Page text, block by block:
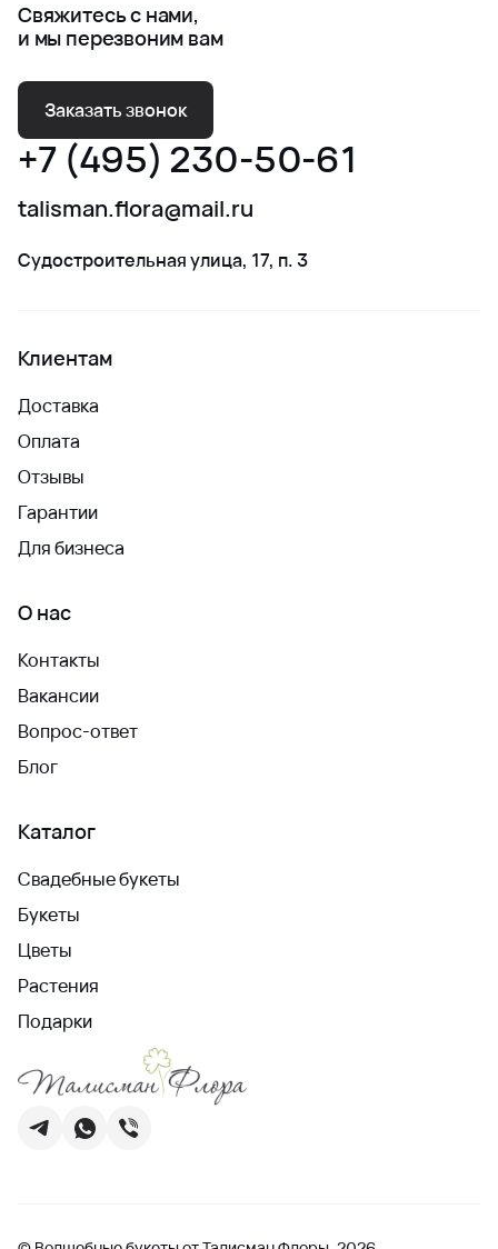
Свяжитесь с нами,
и мы перезвоним вам
Заказать звонок
+7 (495) 230-50-61
talisman.flora@mail.ru
Судостроительная улица, 17, п. 3
Клиентам
Доставка
Оплата
Отзывы
Гарантии
Для бизнеса
О нас
Контакты
Вакансии
Вопрос-ответ
Блог
Каталог
Свадебные букеты
Букеты
Цветы
Растения
Подарки